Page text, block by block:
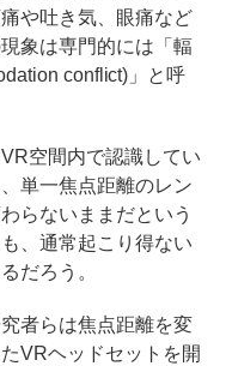
や吐き気、眼痛など
象は専門的には「輻
conflict)」と呼
空間内で認識してい
単一焦点距離のレン
らないままだという
、通常起こり得ない
だろう。
者らは焦点距離を変
VRヘッドセットを開